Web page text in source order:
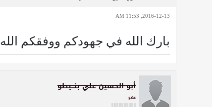
2016-12-13, 11:53 AM
بارك الله في جهودكم ووفقكم
أبو الحسين علي بنـــيطو
عضو